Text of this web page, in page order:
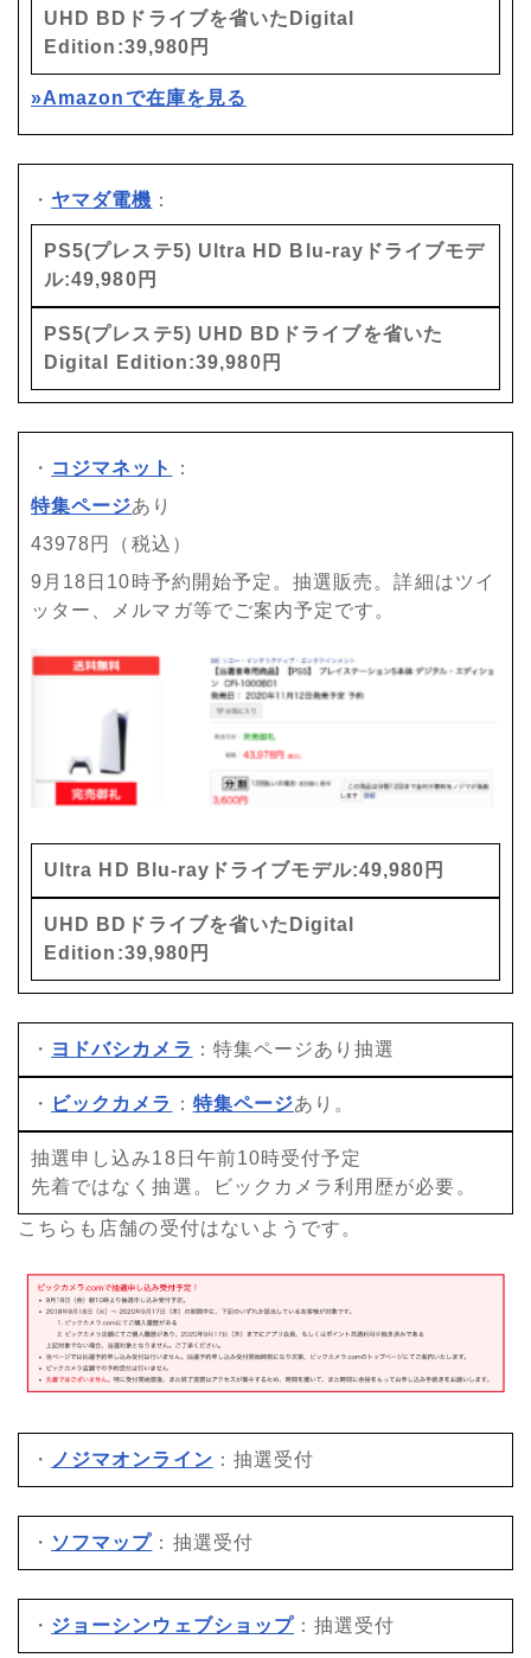
UHD BDドライブを省いたDigital
Edition:39,980円
»Amazonで在庫を見る
・ ヤマダ電機 ：
PS5(プレステ5) Ultra HD Blu-rayドライブモデ
ル:49,980円
PS5(プレステ5) UHD BDドライブを省いた
Digital Edition:39,980円
・ コジマネット
：
特集ページあり
43978円（税込）
9月18日10時予約開始予定。抽選販売。詳細はツイ
ッター、メルマガ等でご案内予定です。
Ultra HD Blu-rayドライブモデル:49,980円
UHD BDドライブを省いたDigital
Edition:39,980円
・ ヨドバシカメラ ：特集ページあり抽選
・ ビックカメラ ： 特集ページあり。
抽選申し込み18日午前10時受付予定
先着ではなく抽選。ビックカメラ利用歴が必要。
こちらも店舗の受付はないようです。
・ ノジマオンライン ：抽選受付
・ ソフマップ ：抽選受付
・ ジョーシンウェブショップ：抽選受付